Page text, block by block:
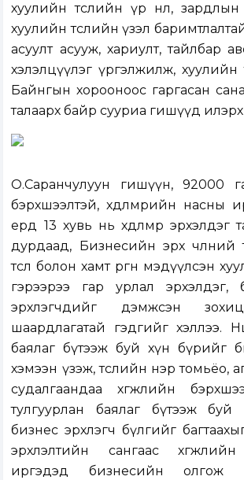
хуулийн төслийн үр нөлөө,
хуулийн төслийн үзэл
асуулт асууж, хариулт, тайлбар
хэлэлцүүлэг үргэлжилж, хуулийн
Байнгын хорооноос гаргасан
талаарх байр сууриа гишүүд
О.Саранчулуун гишүүн, 92000
бэрхшээлтэй, хөдөлмөрийн насны
ердөө 13 хувь нь хөдөлмөр
дурдаад, Бизнесийн эрх чөлөөний
төсөл болон хамт өргөн мэдүүлсэн
гэрээрээ гар урлал эрхэлдэг,
эрхлэгчдийг дэмжсэн
шаардлагатай гэдгийг хэллээ.
баялаг бүтээж буй хүн бүрийг
хэмээн үзэж, төслийн нэр томьёо,
судалгаандаа хөгжлийн
тулгуурлан баялаг бүтээж
бизнес эрхлэгч бүлгийг багтаахыг
эрхлэлтийн сангаас хөгжлийн
иргэдэд бизнесийн олгож